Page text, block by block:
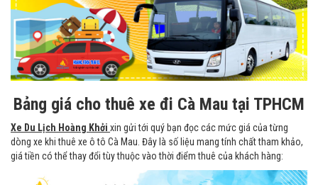
Bảng giá cho thuê xe đi Cà Mau tại TPHCM
Xe Du Lịch Hoàng Khởi xin gửi tới quý bạn đọc các mức giá của từng
dòng xe khi thuê xe ô tô Cà Mau. Đây là số liệu mang tính chất tham khảo,
giá tiền có thể thay đổi tùy thuộc vào thời điểm thuê của khách hàng: